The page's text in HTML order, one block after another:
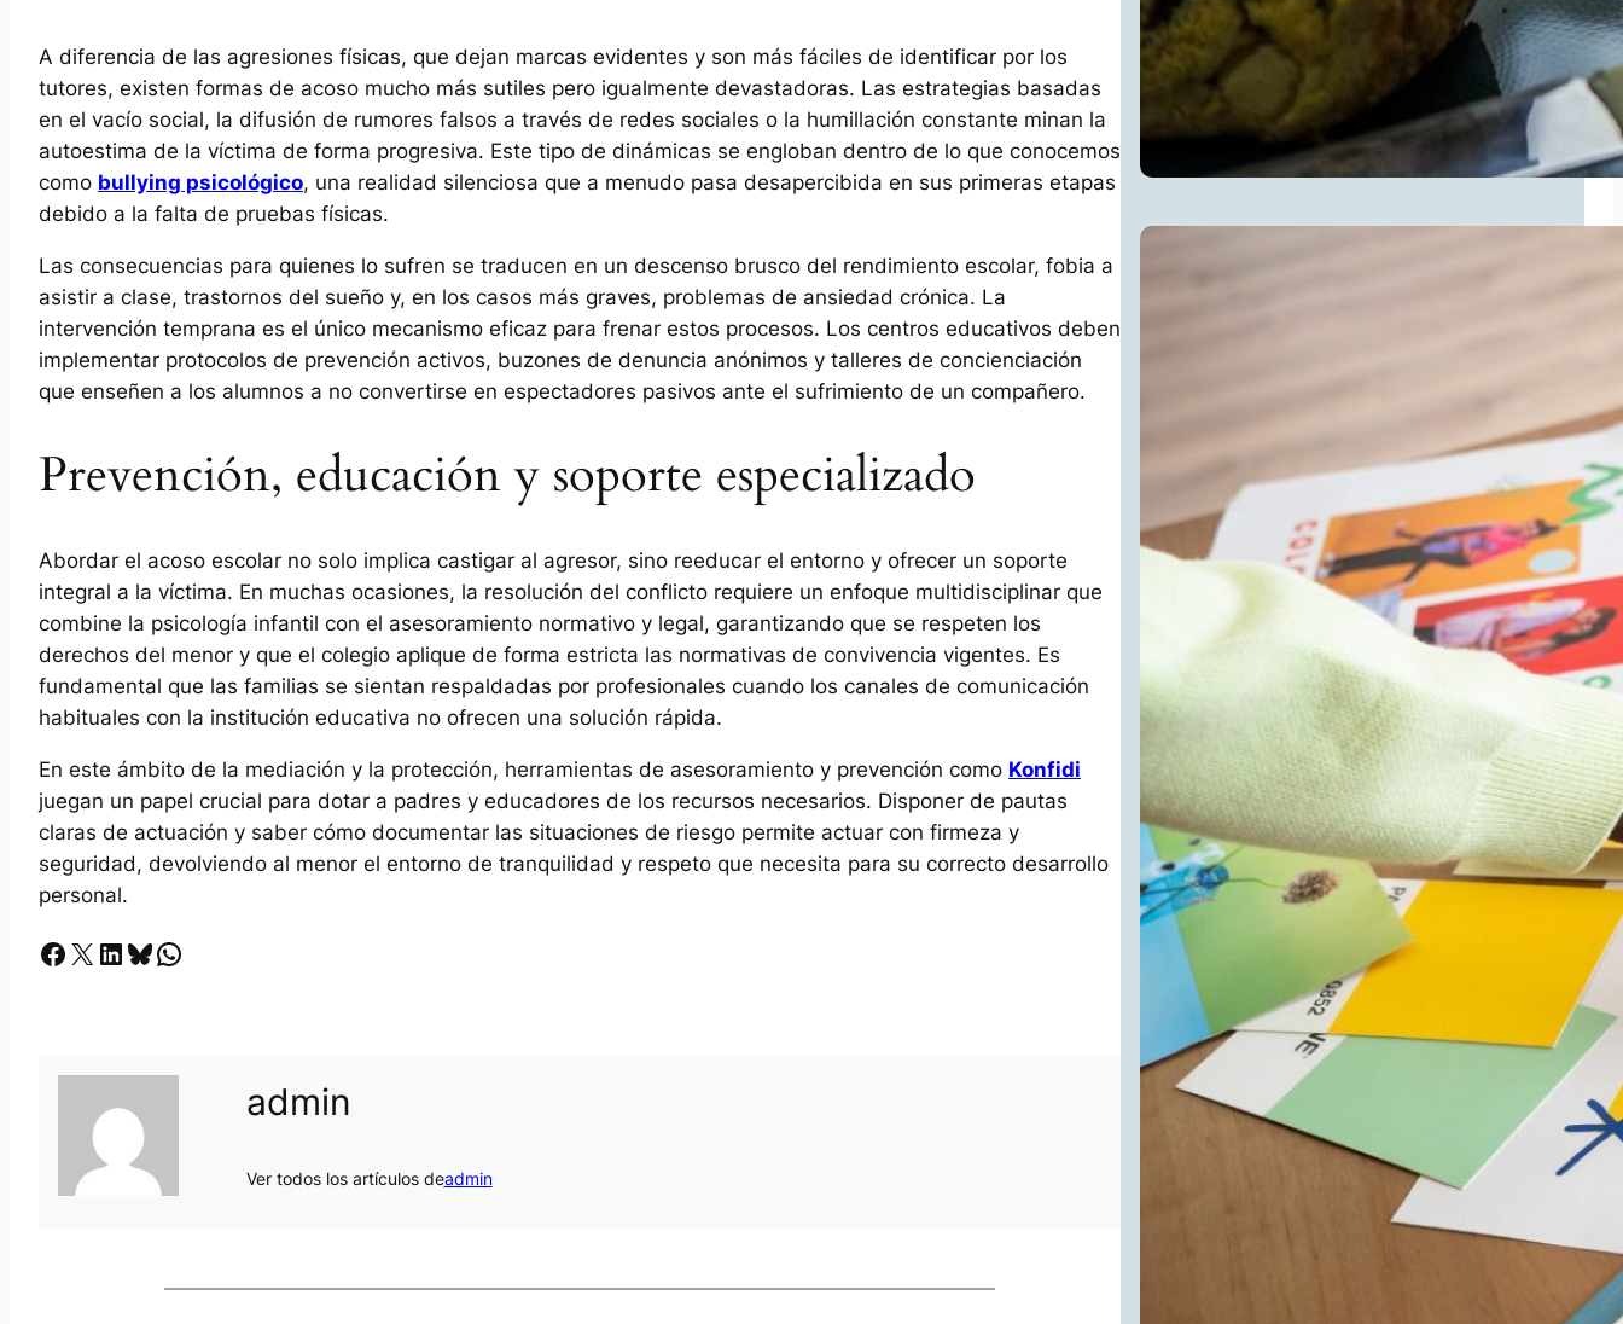
A diferencia de las agresiones físicas, que dejan marcas evidentes y son más fáciles de identificar por los
tutores, existen formas de acoso mucho más sutiles pero igualmente devastadoras. Las estrategias basadas
en el vacío social, la difusión de rumores falsos a través de redes sociales o la humillación constante minan la
autoestima de la víctima de forma progresiva. Este tipo de dinámicas se engloban dentro de lo que conocemos
como bullying psicológico, una realidad silenciosa que a menudo pasa desapercibida en sus primeras etapas
debido a la falta de pruebas físicas.
Las consecuencias para quienes lo sufren se traducen en un descenso brusco del rendimiento escolar, fobia a
asistir a clase, trastornos del sueño y, en los casos más graves, problemas de ansiedad crónica. La
intervención temprana es el único mecanismo eficaz para frenar estos procesos. Los centros educativos deben
implementar protocolos de prevención activos, buzones de denuncia anónimos y talleres de concienciación
que enseñen a los alumnos a no convertirse en espectadores pasivos ante el sufrimiento de un compañero.
Prevención, educación y soporte especializado
Abordar el acoso escolar no solo implica castigar al agresor, sino reeducar el entorno y ofrecer un soporte
integral a la víctima. En muchas ocasiones, la resolución del conflicto requiere un enfoque multidisciplinar que
combine la psicología infantil con el asesoramiento normativo y legal, garantizando que se respeten los
derechos del menor y que el colegio aplique de forma estricta las normativas de convivencia vigentes. Es
fundamental que las familias se sientan respaldadas por profesionales cuando los canales de comunicación
habituales con la institución educativa no ofrecen una solución rápida.
En este ámbito de la mediación y la protección, herramientas de asesoramiento y prevención como Konfidi
juegan un papel crucial para dotar a padres y educadores de los recursos necesarios. Disponer de pautas
claras de actuación y saber cómo documentar las situaciones de riesgo permite actuar con firmeza y
seguridad, devolviendo al menor el entorno de tranquilidad y respeto que necesita para su correcto desarrollo
personal.
Facebook X LinkedIn Bluesky Whatsapp
admin
Ver todos los artículos deadmin